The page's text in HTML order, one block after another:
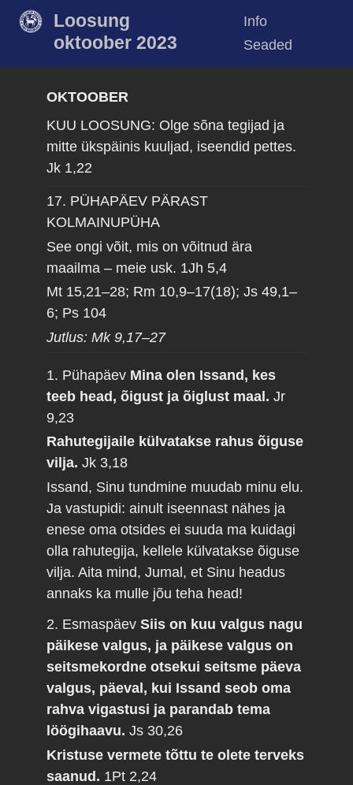
Loosung
oktoober 2023
Info
Seaded
OKTOOBER
KUU LOOSUNG: Olge sõna tegijad ja
mitte ükspäinis kuuljad, iseendid pettes.
Jk 1,22
17. PÜHAPÄEV PÄRAST
KOLMAINUPÜHA
See ongi võit, mis on võitnud ära
maailma – meie usk. 1Jh 5,4
Mt 15,21–28; Rm 10,9–17(18); Js 49,1–
6; Ps 104
Jutlus: Mk 9,17–27
1. Pühapäev Mina olen Issand, kes
teeb head, õigust ja õiglust maal.Jr
9,23
Rahutegijaile külvatakse rahus õiguse
vilja.Jk 3,18
Issand, Sinu tundmine muudab minu elu.
Ja vastupidi: ainult iseennast nähes ja
enese oma otsides ei suuda ma kuidagi
olla rahutegija, kellele külvatakse õiguse
vilja. Aita mind, Jumal, et Sinu headus
annaks ka mulle jõu teha head!
2. EsmaspäevSiis on kuu valgus nagu
päikese valgus, ja päikese valgus on
seitsmekordne otsekui seitsme päeva
valgus, päeval, kui Issand seob oma
rahva vigastusi ja parandab tema
löögihaavu.Js 30,26
Kristuse vermete tõttu te olete terveks
saanud. 1Pt 2,24